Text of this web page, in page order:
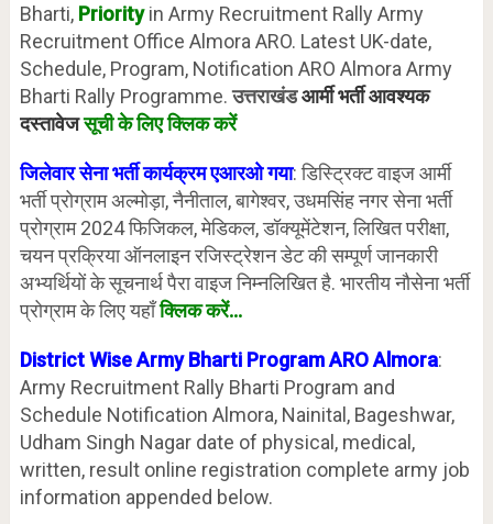
Bharti, Priorityin Army Recruitment Rally Army
Recruitment Office Almora ARO. Latest UK-date,
Schedule, Program, Notification ARO Almora Army
Bharti Rally Programme.उत्तराखंडआर्मी भर्ती आवश्यक
दस्तावेजसूची के लिए क्लिक करें
जिलेवार सेना भर्ती कार्यक्रम एआरओ गया: डिस्ट्रिक्ट वाइज आर्मी
भर्ती प्रोग्राम अल्मोड़ा, नैनीताल, बागेश्वर, उधमसिंह नगर सेना भर्ती
प्रोग्राम 2024 फिजिकल, मेडिकल, डॉक्यूमेंटेशन, लिखित परीक्षा,
चयन प्रक्रिया ऑनलाइन रजिस्ट्रेशन डेट की सम्पूर्ण जानकारी
अभ्यर्थियों के सूचनार्थ पैरा वाइज निम्नलिखित है. भारतीय नौसेना भर्ती
प्रोग्राम के लिए यहाँक्लिक करें…
District Wise Army Bharti Program ARO Almora:
Army Recruitment Rally Bharti Program and
Schedule Notification Almora, Nainital, Bageshwar,
Udham Singh Nagar date of physical, medical,
written, result online registration complete army job
information appended below.